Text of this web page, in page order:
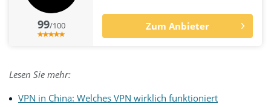
99/100 Zum Anbieter
Lesen Sie mehr:
VPN in China: Welches VPN wirklich funktioniert